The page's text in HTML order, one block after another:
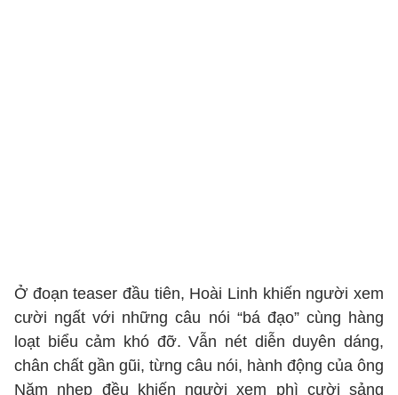
Ở đoạn teaser đầu tiên, Hoài Linh khiến người xem
cười ngất với những câu nói “bá đạo” cùng hàng
loạt biểu cảm khó đỡ. Vẫn nét diễn duyên dáng,
chân chất gần gũi, từng câu nói, hành động của ông
Năm nhẹp đều khiến người xem phì cười sảng